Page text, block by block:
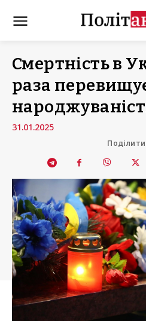
Смертність в
раза
31.01.2025